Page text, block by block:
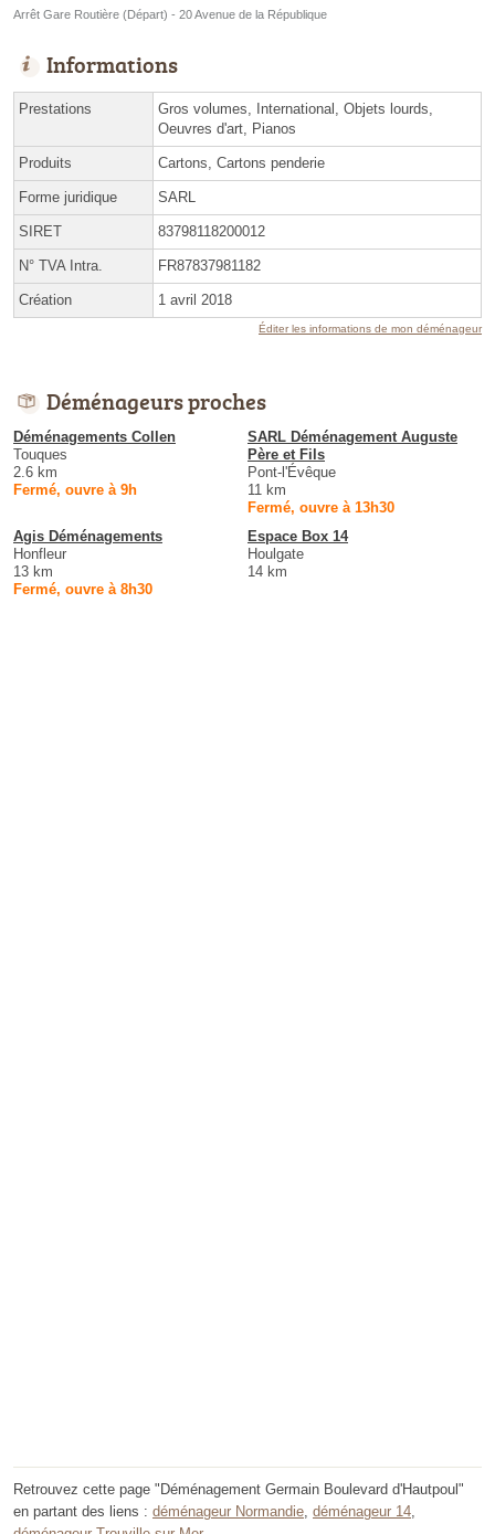
Arrêt Gare Routière (Départ) - 20 Avenue de la République
Informations
Prestations
Gros volumes, International, Objets lourds,
Oeuvres d'art, Pianos
Produits Cartons, Cartons penderie
Forme juridique SARL
SIRET 83798118200012
N° TVA Intra. FR87837981182
Création 1 avril 2018
Éditer les informations de mon déménageur
Déménageurs proches
Déménagements Collen
Touques
2.6 km
Fermé, ouvre à 9h
SARL Déménagement Auguste
Père et Fils
Pont-l'Évêque
11 km
Fermé, ouvre à 13h30
Agis Déménagements
Honfleur
13 km
Fermé, ouvre à 8h30
Espace Box 14
Houlgate
14 km
Retrouvez cette page "Déménagement Germain Boulevard d'Hautpoul"
en partant des liens : déménageur Normandie déménageur 14